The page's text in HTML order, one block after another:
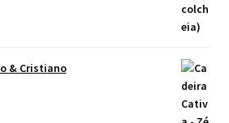
& Cristiano